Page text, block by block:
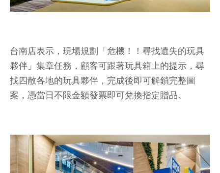
台南店表示，現場規劃「危機！！尋找遺失的玩具
夥伴」集章任務，顧客可跟著玩具箱上的提示，尋
找四散各地的玩具夥伴，完成後即可解鎖完整圖
案，憑當日不限金額發票即可兌換指定贈品。